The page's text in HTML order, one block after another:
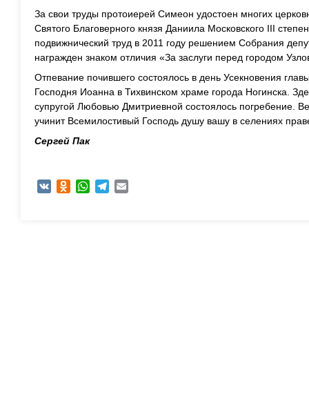
За свои труды протоиерей Симеон удостоен многих
Святого Благоверного князя Даниила Московского III
подвижнический труд в 2011 году решением Собрания
награжден знаком отличия «За заслуги перед городом
Отпевание почившего состоялось в день Усекновения
Господня Иоанна в Тихвинском храме города Ногинска.
супругой Любовью Дмитриевной состоялось погребение.
учинит Всемилостивый Господь душу вашу в селениях
Сергей Пак
VK Odnoklassniki
WhatsAppTelegram